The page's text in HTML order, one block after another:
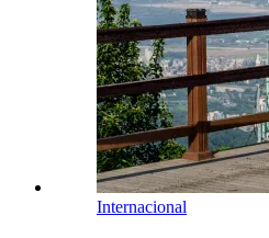
Internacional